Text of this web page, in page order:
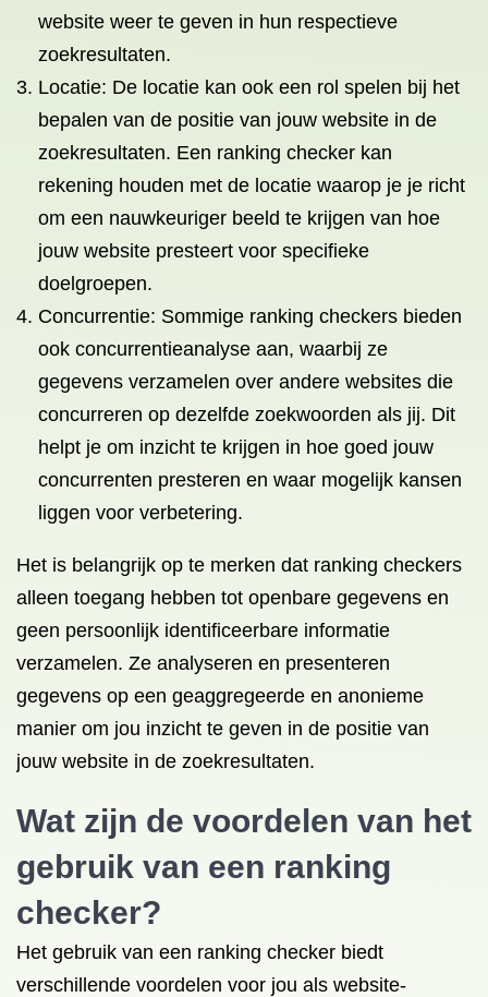
website weer te geven in hun respectieve
zoekresultaten.
Locatie: De locatie kan ook een rol spelen bij het
bepalen van de positie van jouw website in de
zoekresultaten. Een ranking checker kan
rekening houden met de locatie waarop je je richt
om een nauwkeuriger beeld te krijgen van hoe
jouw website presteert voor specifieke
doelgroepen.
Concurrentie: Sommige ranking checkers bieden
ook concurrentieanalyse aan, waarbij ze
gegevens verzamelen over andere websites die
concurreren op dezelfde zoekwoorden als jij. Dit
helpt je om inzicht te krijgen in hoe goed jouw
concurrenten presteren en waar mogelijk kansen
liggen voor verbetering.
Het is belangrijk op te merken dat ranking checkers
alleen toegang hebben tot openbare gegevens en
geen persoonlijk identificeerbare informatie
verzamelen. Ze analyseren en presenteren
gegevens op een geaggregeerde en anonieme
manier om jou inzicht te geven in de positie van
jouw website in de zoekresultaten.
Wat zijn de voordelen van het
gebruik van een ranking
checker?
Het gebruik van een ranking checker biedt
verschillende voordelen voor jou als website-